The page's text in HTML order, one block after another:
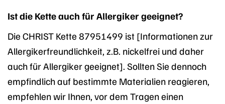
Ist die Kette auch für Allergiker geeignet?
Die CHRIST Kette 87951499 ist [Informationen zur
Allergikerfreundlichkeit, z.B. nickelfrei und daher
auch für Allergiker geeignet]. Sollten Sie dennoch
empfindlich auf bestimmte Materialien reagieren,
empfehlen wir Ihnen, vor dem Tragen einen